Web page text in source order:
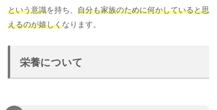
という意識を持ち、 自分も家族のために何かしていると思
えるのが嬉しくなります。
栄養について